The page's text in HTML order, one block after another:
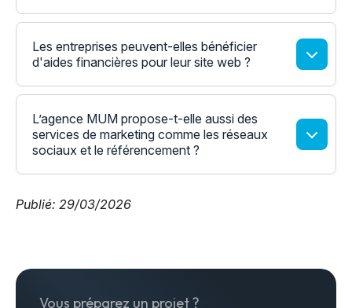
Les entreprises peuvent-elles bénéficier
d'aides financières pour leur site web ?
L’agence MUM propose-t-elle aussi des
services de marketing comme les réseaux
sociaux et le référencement ?
Publié: 29/03/2026
Vous préparez un projet ?